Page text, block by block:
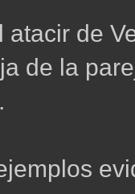
atacir de
de la